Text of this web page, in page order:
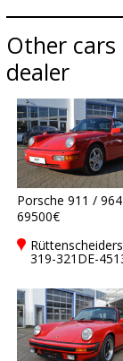
Other
dealer
Porsche 911 / 964
69500€
319-321DE-